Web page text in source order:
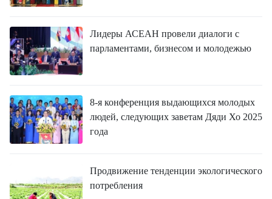
Лидеры АСЕАН провели диалоги с
парламентами, бизнесом и молодежью
8-я конференция выдающихся молодых
людей, следующих заветам Дяди Хо 2025
года
Продвижение тенденции экологического
потребления